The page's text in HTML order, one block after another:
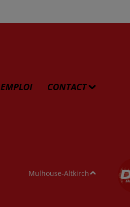
EMPLOI CONTACT
Mulhouse-Altkirch